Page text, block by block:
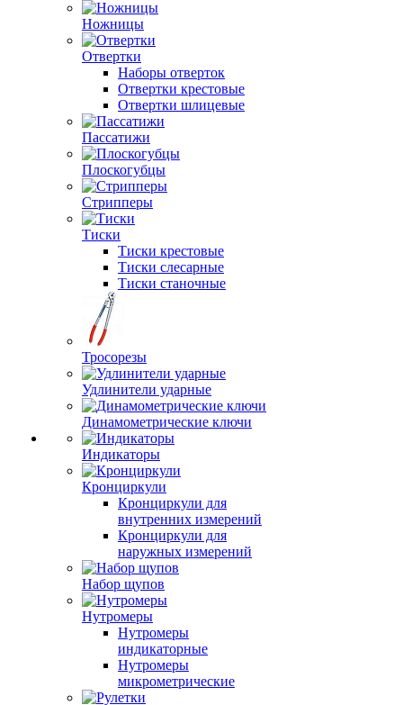
Ножницы
Отвертки
Наборы отверток
Отвертки крестовые
Отвертки шлицевые
Пассатижи
Плоскогубцы
Стрипперы
Тиски
Тиски крестовые
Тиски слесарные
Тиски станочные
Тросорезы
Удлинители ударные
Динамометрические ключи
Индикаторы
Кронциркули
Кронциркули для
внутренних измерений
Кронциркули для
наружных измерений
Набор щупов
Нутромеры
Нутромеры
индикаторные
Нутромеры
микрометрические